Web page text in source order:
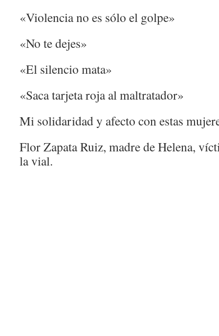
«Violencia no es sólo el golpe»
«No te dejes»
«El silencio mata»
«Saca tarjeta roja al maltratador»
Mi solidaridad y afecto con estas
Flor Zapata Ruiz, madre de Helena,
la vial.